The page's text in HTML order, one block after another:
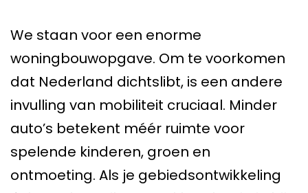
We staan voor een enorme
woningbouwopgave. Om te voorkomen
dat Nederland dichtslibt, is een andere
invulling van mobiliteit cruciaal. Minder
auto’s betekent méér ruimte voor
spelende kinderen, groen en
ontmoeting. Als je gebiedsontwikkeling